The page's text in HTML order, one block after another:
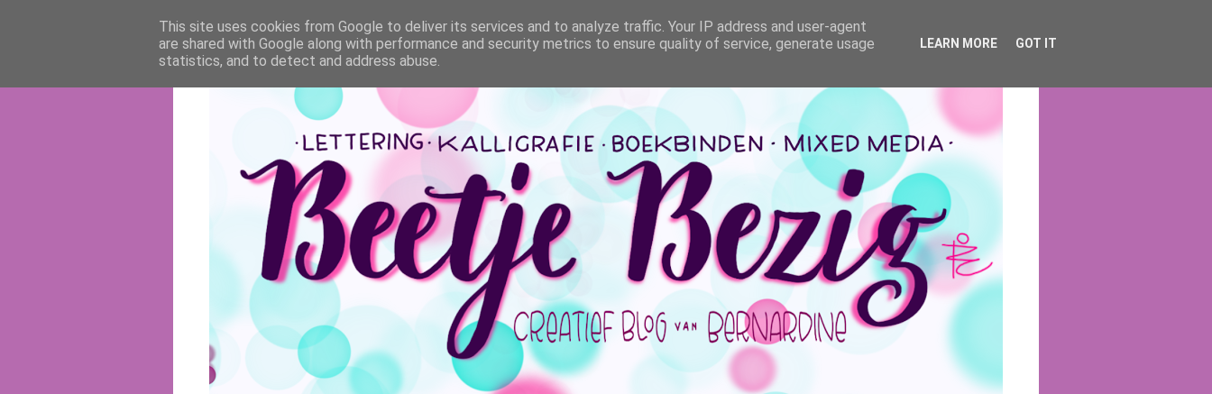
This site uses cookies from Google to deliver its services and to analyze traffic. Your IP address and user-agent
are shared with Google along with performance and security metrics to ensure quality of service, generate usage
statistics, and to detect and address abuse.
LEARN MORE GOT IT